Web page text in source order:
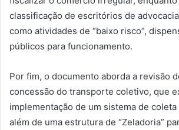
classificação de escritórios de
como atividades de “baixo risco”,
públicos para funcionamento.
Por fim, o documento aborda a revisão
concessão do transporte coletivo, que
implementação de um sistema de
além de uma estrutura de “Zeladoria”